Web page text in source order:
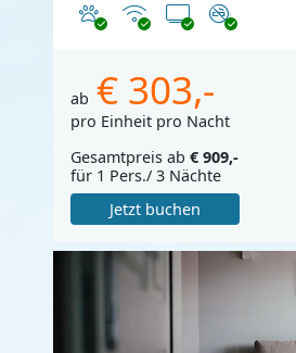
Haustiere erlaubt
Internet
TV Nichtraucher
ab € 303,-
pro Einheit pro Nacht
Gesamtpreis ab € 909,-
für 1 Pers./ 3 Nächte
Jetzt buchen